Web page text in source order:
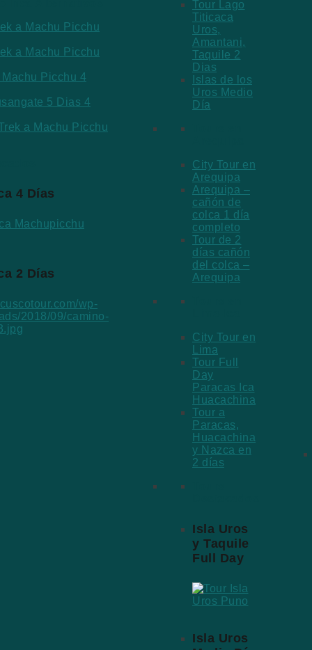
a Machu Picchu
a Machu Picchu
Machu Picchu 4
5 Dias 4
a Machu Picchu
4 Días
2 Días
Tour Lago
Titicaca
Uros,
Amantani,
Taquile 2
Dias
Islas de los
Uros Medio
Día
City Tour en
Arequipa
Arequipa –
cañón de
colca 1 día
completo
Tour de 2
días cañón
del colca –
Arequipa
City Tour en
Lima
Tour Full
Day
Paracas Ica
Huacachina
Tour a
Paracas,
Huacachina
y Nazca en
2 días
Isla Uros
y Taquile
Full Day
Isla Uros